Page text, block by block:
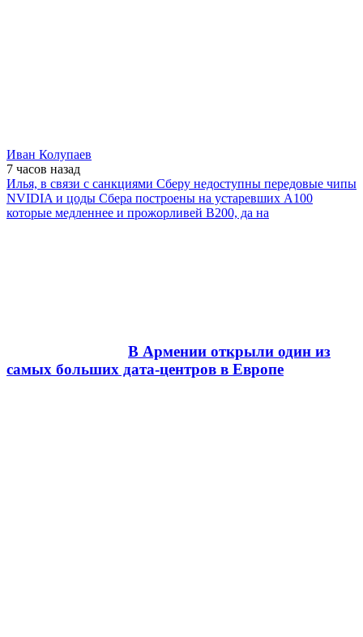
Иван Колупаев
7 часов назад
Илья, в связи с санкциями Сберу недоступны передовые чипы
NVIDIA и цоды Сбера построены на устаревших А100
которые медленнее и прожорливей B200, да на
В Армении открыли один из
самых больших дата-центров в Европе